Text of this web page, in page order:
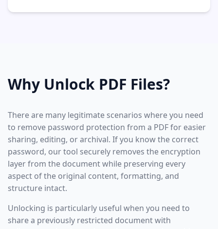
Why Unlock PDF Files?
There are many legitimate scenarios where you need
to remove password protection from a PDF for easier
sharing, editing, or archival. If you know the correct
password, our tool securely removes the encryption
layer from the document while preserving every
aspect of the original content, formatting, and
structure intact.
Unlocking is particularly useful when you need to
share a previously restricted document with